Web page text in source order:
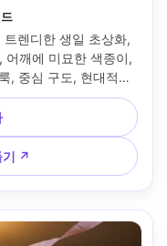
렌디한 생일 초상화,
어깨에 미묘한 색종이,
, 중심 구도, 현대적인
품질 --ar 4:5
기 ↗